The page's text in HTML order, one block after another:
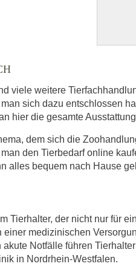
akzeptiere ich die
ABSENDEN
viele weitere
sich dazu entschlossen
hier die gesamte
dem sich die
den Tierbedarf online
alles bequem nach Hause
Tierhalter, der nicht nur für
medizinischen
Notfälle führen
in Nordrhein-Westfalen.